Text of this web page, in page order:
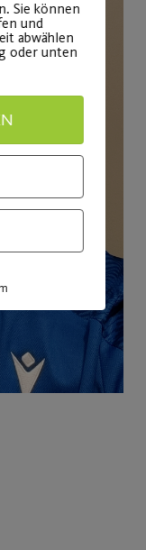
Sie können
und
abwählen
oder unten